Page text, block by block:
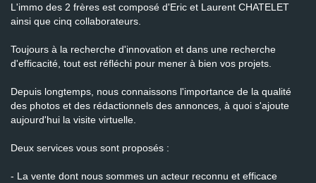
L'immo des 2 frères est composé d'Eric et Laurent CHATELET
ainsi que cinq collaborateurs.
Toujours à la recherche d'innovation et dans une recherche
d'efficacité, tout est réfléchi pour mener à bien vos projets.
Depuis longtemps, nous connaissons l'importance de la qualité
des photos et des rédactionnels des annonces, à quoi s'ajoute
aujourd'hui la visite virtuelle.
Deux services vous sont proposés :
- La vente dont nous sommes un acteur reconnu et efficace